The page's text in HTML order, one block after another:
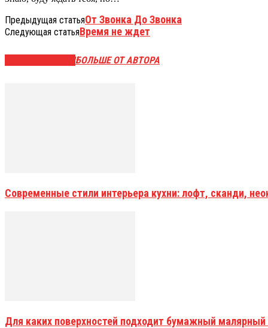
Предыдущая статьяОт Звонка До Звонка
Следующая статьяВремя не ждет
БОЛЬШЕ ОТ АВТОРА
Современные стили интерьера кухни: лофт, сканди,
Для каких поверхностей подходит бумажный малярный